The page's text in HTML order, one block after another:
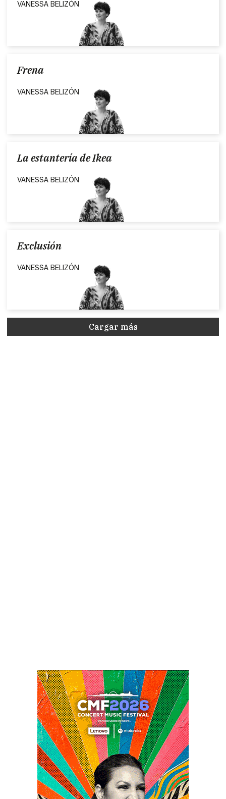
VANESSA BELIZÓN
Frena
VANESSA BELIZÓN
La estantería de Ikea
VANESSA BELIZÓN
Exclusión
VANESSA BELIZÓN
Cargar más